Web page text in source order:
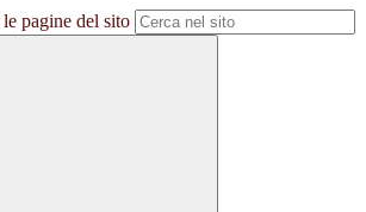
pagine del sito